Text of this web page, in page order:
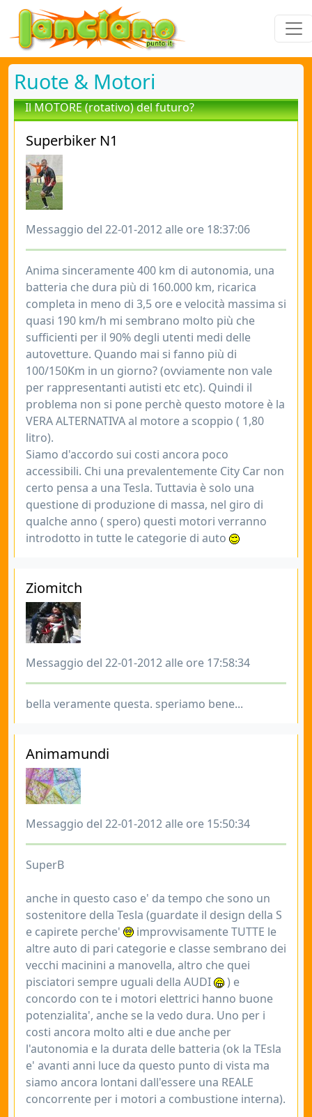
Ruote & Motori
Il MOTORE (rotativo) del futuro?
Superbiker N1
Messaggio del 22-01-2012 alle ore 18:37:06
Anima sinceramente 400 km di autonomia, una
batteria che dura più di 160.000 km, ricarica
completa in meno di 3,5 ore e velocità massima si
quasi 190 km/h mi sembrano molto più che
sufficienti per il 90% degli utenti medi delle
autovetture. Quando mai si fanno più di
100/150Km in un giorno? (ovviamente non vale
per rappresentanti autisti etc etc). Quindi il
problema non si pone perchè questo motore è la
VERA ALTERNATIVA al motore a scoppio ( 1,80
litro).
Siamo d'accordo sui costi ancora poco
accessibili. Chi una prevalentemente City Car non
certo pensa a una Tesla. Tuttavia è solo una
questione di produzione di massa, nel giro di
qualche anno ( spero) questi motori verranno
introdotto in tutte le categorie di auto
Ziomitch
Messaggio del 22-01-2012 alle ore 17:58:34
bella veramente questa. speriamo bene...
Animamundi
Messaggio del 22-01-2012 alle ore 15:50:34
SuperB
anche in questo caso e' da tempo che sono un
sostenitore della Tesla (guardate il design della S
e capirete perche'
improvvisamente TUTTE le
altre auto di pari categorie e classe sembrano dei
vecchi macinini a manovella, altro che quei
pisciatori sempre uguali della AUDI
) e
concordo con te i motori elettrici hanno buone
potenzialita', anche se la vedo dura. Uno per i
costi ancora molto alti e due anche per
l'autonomia e la durata delle batteria (ok la TEsla
e' avanti anni luce da questo punto di vista ma
siamo ancora lontani dall'essere una REALE
concorrente per i motori a combustione interna).